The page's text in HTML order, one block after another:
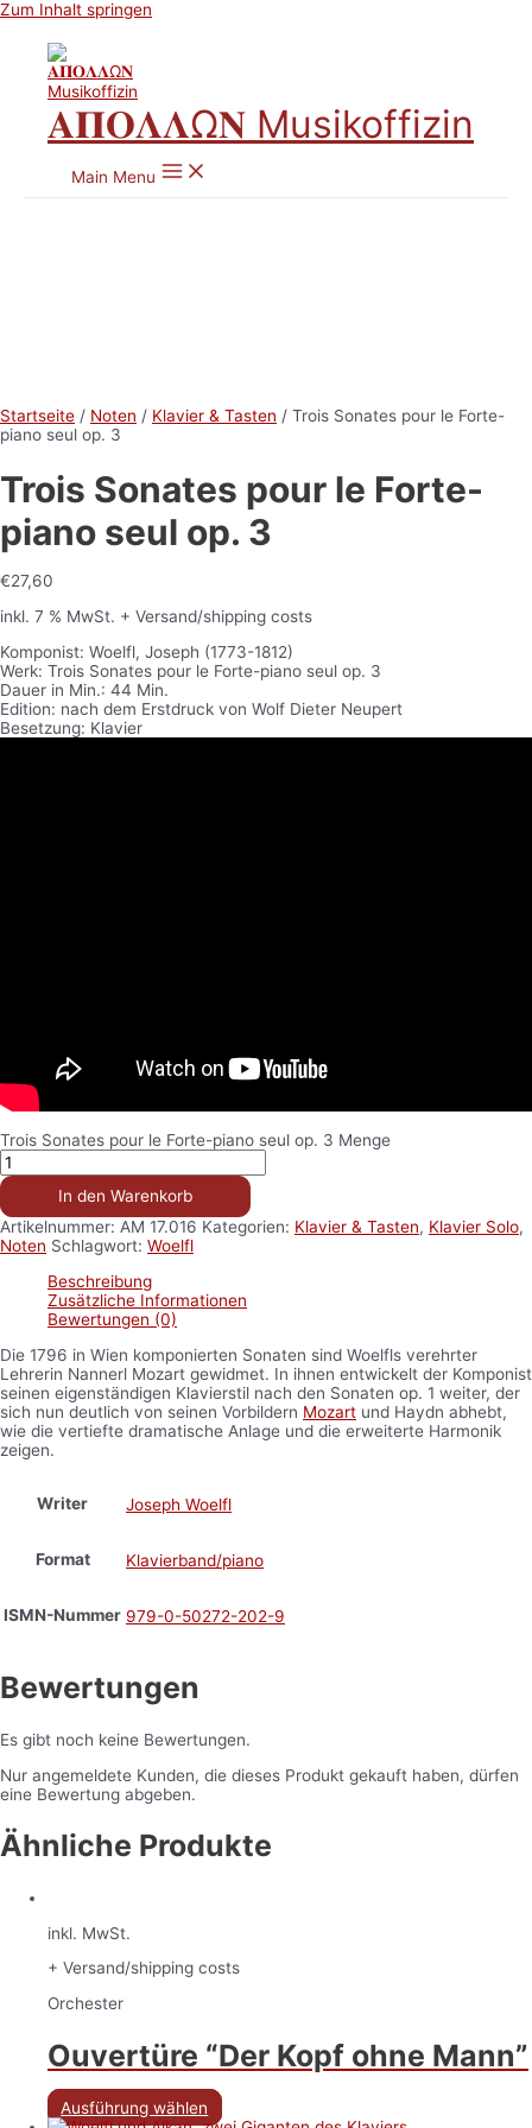
Zum Inhalt springen
𝚨𝚷𝚶𝚲𝚲Ω𝚴 Musikoffizin
Main Menu
Startseite / Noten / Klavier & Tasten / Trois Sonates pour le Forte-
piano seul op. 3
Trois Sonates pour le Forte-
piano seul op. 3
€27,60
inkl. 7 % MwSt. + Versand/shipping costs
Komponist: Woelfl, Joseph (1773-1812)
Werk: Trois Sonates pour le Forte-piano seul op. 3
Dauer in Min.: 44 Min.
Edition: nach dem Erstdruck von Wolf Dieter Neupert
Besetzung: Klavier
Trois Sonates pour le Forte-piano seul op. 3 Menge
In den Warenkorb
Artikelnummer: AM 17.016 Kategorien: Klavier & Tasten, Klavier Solo,
Noten Schlagwort: Woelfl
Beschreibung
Zusätzliche Informationen
Bewertungen (0)
Die 1796 in Wien komponierten Sonaten sind Woelfls verehrter
Lehrerin Nannerl Mozart gewidmet. In ihnen entwickelt der Komponist
seinen eigenständigen Klavierstil nach den Sonaten op. 1 weiter, der
sich nun deutlich von seinen Vorbildern Mozart und Haydn abhebt,
wie die vertiefte dramatische Anlage und die erweiterte Harmonik
zeigen.
Writer Joseph Woelfl
Format Klavierband/piano
ISMN-Nummer 979-0-50272-202-9
Bewertungen
Es gibt noch keine Bewertungen.
Nur angemeldete Kunden, die dieses Produkt gekauft haben, dürfen
eine Bewertung abgeben.
Ähnliche Produkte
inkl. MwSt.
+ Versand/shipping costs
Orchester
Ouvertüre “Der Kopf ohne Mann”
Ausführung wählen